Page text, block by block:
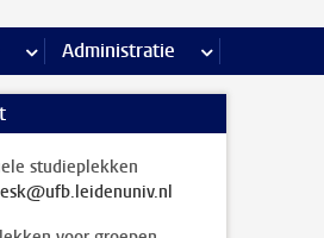
pagina’s
meer Naast je studie pagina’s
Administratie meer
studieplekken